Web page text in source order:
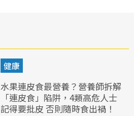
健康
水果連皮食最營養？營養師拆解
「連皮食」陷阱，4類高危人士
記得要批皮 否則隨時食出禍！